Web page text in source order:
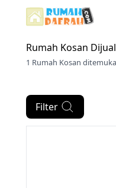
Rumah Kosan
1 Rumah Kosan
Filter